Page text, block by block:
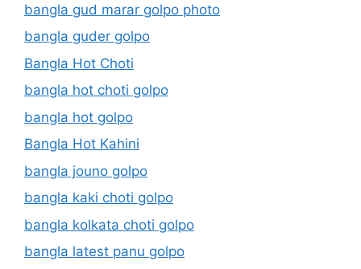
bangla gud marar golpo photo
bangla guder golpo
Bangla Hot Choti
bangla hot choti golpo
bangla hot golpo
Bangla Hot Kahini
bangla jouno golpo
bangla kaki choti golpo
bangla kolkata choti golpo
bangla latest panu golpo